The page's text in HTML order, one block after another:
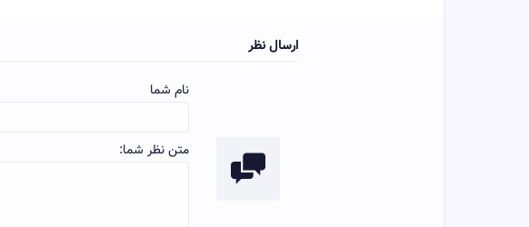
ارسال نظر
نام شما
متن نظر شما: